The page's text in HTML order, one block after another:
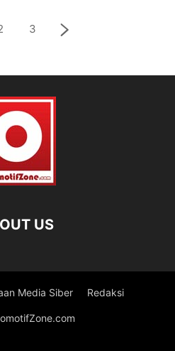
3
US
Media Siber Redaksi